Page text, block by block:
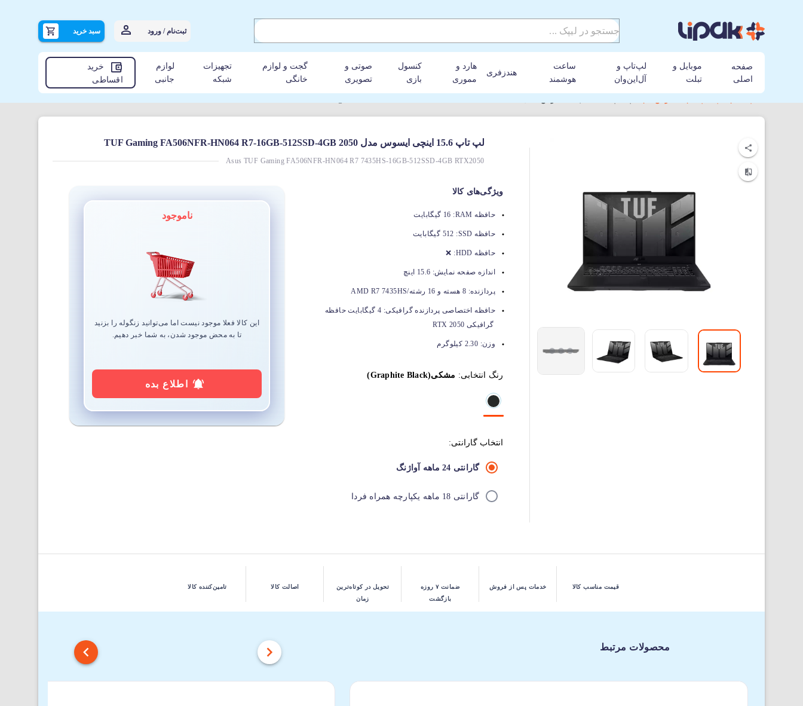
ثبت‌نام / ورود سبد خرید
صفحه
اصلی
موبایل و
تبلت
لپ‌تاپ و
آل‌این‌وان
ساعت
هوشمند
هندزفری
هارد و
مموری
کنسول
بازی
صوتی و
تصویری
گجت و لوازم
خانگی
تجهیزات
شبکه
لوازم
جانبی
خرید
اقساطی
لپ‌ تاپ 15.6 اینچی ایسوس مدل TUF Gaming FA506NFR-HN064 R7-16GB-512SSD-4GB 2050
Asus TUF Gaming FA506NFR-HN064 R7 7435HS-16GB-512SSD-4GB RTX2050
ویژگی‌های کالا
حافظه RAM: 16 گیگابایت
حافظه SSD: 512 گیگابایت
حافظه HDD: ❌
اندازه صفحه نمایش: 15.6 اینچ
پردازنده: 8 هسته و 16 رشته/AMD R7 7435HS
حافظه اختصاصی پردازنده گرافیکی:
4 گیگابایت حافظه
گرافیکی RTX 2050
وزن: 2.30 کیلوگرم
رنگ انتخابی: مشکی(Graphite Black)
انتخاب گارانتی:
گارانتی 24 ماهه آواژنگ
گارانتی 18 ماهه یکپارچه همراه فردا
ناموجود
این کالا فعلا موجود نیست اما می‌توانید زنگوله را بزنید
تا به محض موجود شدن، به شما خبر دهیم.
اطلاع بده
قیمت مناسب کالا خدمات پس از فروش
ضمانت ۷ روزه
بازگشت
تحویل در کوتاه‌ترین
زمان
اصالت کالا تامین‌کننده کالا
محصولات مرتبط